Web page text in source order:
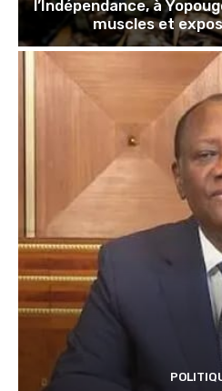
l’Indépendance, à
muscles et